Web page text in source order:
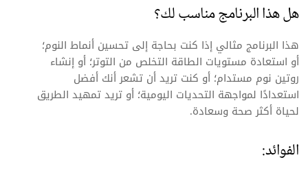
هل هذا البرنامج مناسب لك؟
هذا البرنامج مثالي إذا كنت بحاجة إلى تحسين أنماط النوم؛
أو استعادة مستويات الطاقة التخلص من التوتر؛ أو إنشاء
روتين نوم مستدام؛ أو كنت تريد أن تشعر أنك أفضل
استعدادًا لمواجهة التحديات اليومية؛ أو تريد تمهيد الطريق
لحياة أكثر صحة وسعادة.
الفوائد: